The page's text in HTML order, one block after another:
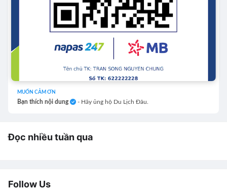
MUỐN CẢM ƠN
Bạn thích nội dung - Hãy ủng hộ Du Lịch Đâu.
Đọc nhiều tuần qua
Follow Us